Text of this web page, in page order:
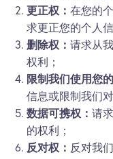
更正权： 在您的
求更正您的个人
删除权： 请求从
权利；
限制我们使用您
信息或限制我们
数据可携权： 请
的权利；
反对权： 反对我